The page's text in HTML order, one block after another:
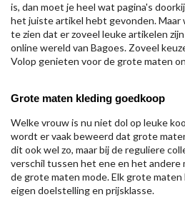
is, dan moet je heel wat pagina's
het juiste artikel hebt gevonden.
te zien dat er zoveel leuke artikelen
online wereld van Bagoes. Zoveel
Volop genieten voor de grote maten
Grote maten kleding goedkoop
Welke vrouw is nu niet dol op leuke
wordt er vaak beweerd dat grote
dit ook wel zo, maar bij de reguliere
verschil tussen het ene en het andere
de grote maten mode. Elk grote
eigen doelstelling en prijsklasse.